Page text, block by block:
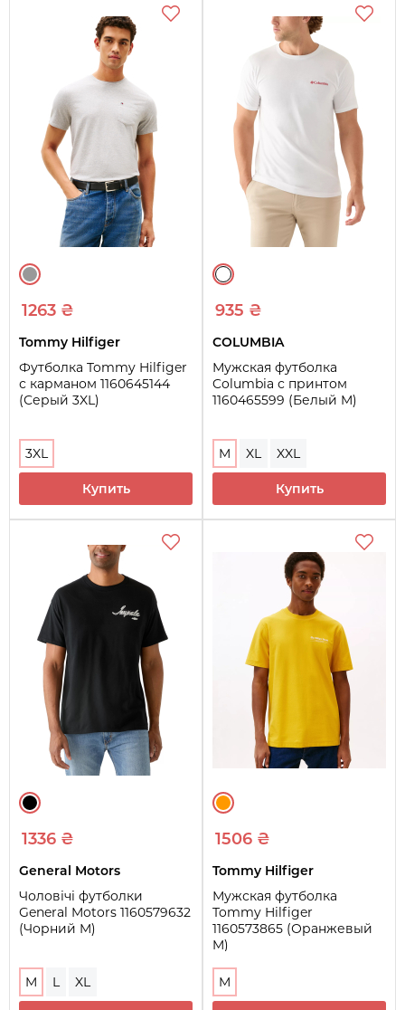
1263 ₴
Tommy Hilfiger
Футболка Tommy Hilfiger
с карманом 1160645144
(Серый 3XL)
3XL
Купить
935 ₴
COLUMBIA
Мужская футболка
Columbia с принтом
1160465599 (Белый M)
M XL XXL
Купить
1336 ₴
General Motors
Чоловічі футболки
General Motors 1160579632
(Чорний M)
M L XL
1506 ₴
Tommy Hilfiger
Мужская футболка
Tommy Hilfiger
1160573865 (Оранжевый
M)
M